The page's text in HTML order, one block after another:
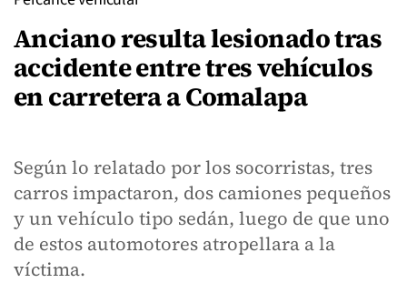
Anciano resulta lesionado tras
accidente entre tres vehículos
en carretera a Comalapa
Según lo relatado por los socorristas, tres
carros impactaron, dos camiones pequeños
y un vehículo tipo sedán, luego de que uno
de estos automotores atropellara a la
víctima.